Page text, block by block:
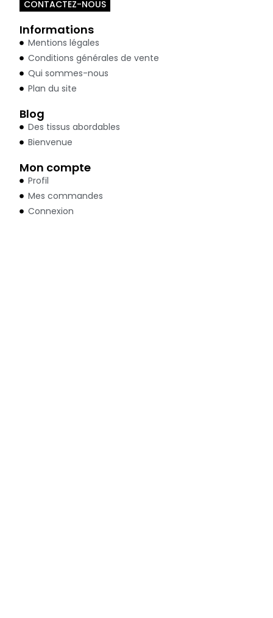
CONTACTEZ-NOUS
Informations
Mentions légales
Conditions générales de vente
Qui sommes-nous
Plan du site
Blog
Des tissus abordables
Bienvenue
Mon compte
Profil
Mes commandes
Connexion